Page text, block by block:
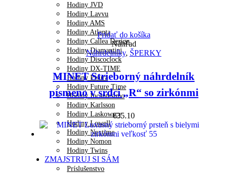
Hodiny JVD
Hodiny Lavvu
Hodiny AMS
Hodiny Atlanta
Hodiny Callea Design
Hodiny Diamantini
Hodiny Discoclock
Hodiny DX-TIME
Hodiny Fisura
Hodiny Future Time
Hodiny Incantesimo
Hodiny Karlsson
Hodiny Laskowscy
Hodiny Lowell
Hodiny Nextime
Hodiny Nomon
Hodiny Twins
ZMAJSTRUJ SI SÁM
Príslušenstvo
Pridať do košíka
Náhľad
Náhrdelníky, ŠPERKY
MINET Strieborný náhrdelník
písmeno v srdci „R“ so zirkónmi
€35.10